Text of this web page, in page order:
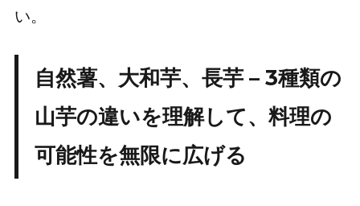
い。
自然薯、大和芋、長芋 – 3種類の
山芋の違いを理解して、料理の
可能性を無限に広げる